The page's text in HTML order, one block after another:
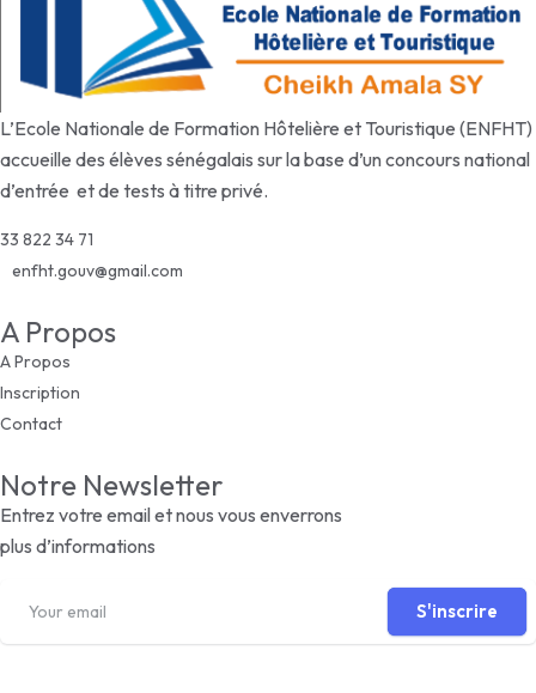
L’Ecole Nationale de Formation Hôtelière et Touristique (ENFHT)
accueille des élèves sénégalais sur la base d’un concours national
d’entrée et de tests à titre privé.
33 822 34 71
enfht.gouv@gmail.com
A Propos
A Propos
Inscription
Contact
Notre Newsletter
Entrez votre email et nous vous enverrons
plus d’informations
S'inscrire